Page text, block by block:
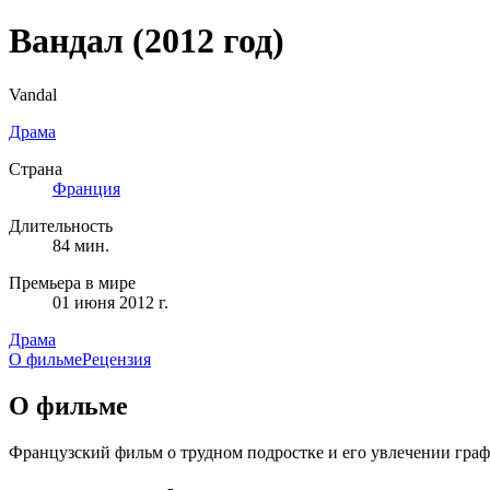
Вандал (2012 год)
Vandal
Драма
Страна
Франция
Длительность
84 мин.
Премьера в мире
01 июня 2012 г.
Драма
О фильмеРецензия
О фильме
Французский фильм о трудном подростке и его увлечении